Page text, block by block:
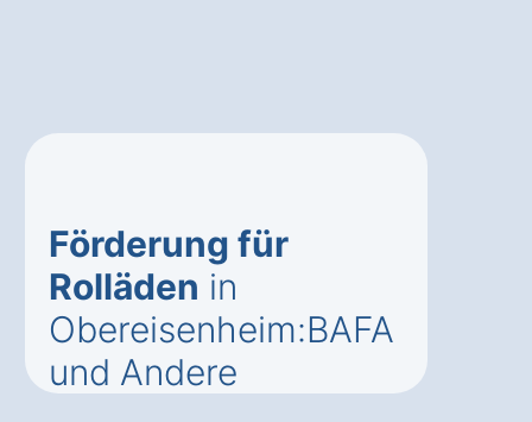
Förderung für
Rolläden in
Obereisenheim:BAFA
und Andere